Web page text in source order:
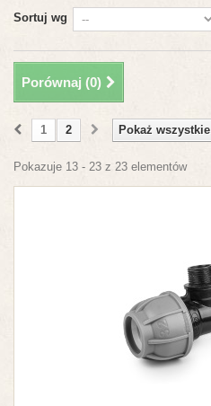
Sortuj wg
Porównaj (0)
Pokaż wszystkie
1 2
Pokazuje 13 - 23 z 23 elementów